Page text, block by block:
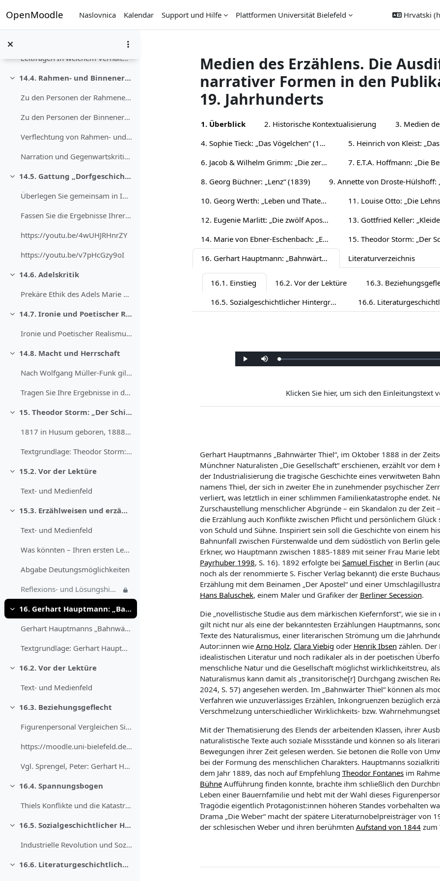
OpenMoodle Naslovnica Kalendar Support und Hilfe Plattformen Universität Bielefeld Hrvatski
Text- und Medienfeld
Sažmi14.3. Thematik der Erzählung
Leitfragen In welchem Verhältnis stehen Erfindung ...
Sažmi
14.4. Rahmen- und Binnenerzählung
Zu den Personen der Rahmenerzählung In welchem Ver...
Zu den Personen der Binnenerzählung In welchem hie...
Verflechtung von Rahmen- und Binnenerzählung Aus w...
Narration und Gegenwartskritik Welche Funktion hab...
Sažmi
14.5. Gattung „Dorfgeschichte“
Überlegen Sie gemeinsam in Ihrer Gruppe, welche ty...
Fassen Sie die Ergebnisse Ihrer Diskussion in eine...
https://youtu.be/4wUHJRHnrZY
https://youtu.be/v7pHcGzy9oI
Sažmi
14.6. Adelskritik
Prekäre Ethik des Adels Marie von Ebner-Eschenbach...
Sažmi
14.7. Ironie und Poetischer Realismus
Ironie und Poetischer Realismus Ironie ist eine Fo...
Sažmi
14.8. Macht und Herrschaft
Nach Wolfgang Müller-Funk gilt es als charakterist...
Tragen Sie Ihre Ergebnisse in der Gruppe zusammen ...
Sažmi
15. Theodor Storm: „Der Schimmelreiter“ (1888)
1817 in Husum geboren, 1888 nicht weit von dort, i...
Textgrundlage: Theodor Storm: Der Schimmelreiter. ...
Sažmi
15.2. Vor der Lektüre
Text- und Medienfeld
Sažmi
15.3. Erzählweisen und erzählte Zeit
Text- und Medienfeld
Was könnten – Ihren ersten Leseeindrücken zufolge ...
Abgabe Deutungsmöglichkeiten
Reflexions- und Lösungshinweis Deutungsmöglichkeiten
Sažmi
16. Gerhart Hauptmann: „Bahnwärter Thiel“ (1888)
Gerhart Hauptmanns „Bahnwärter Thiel“, im Oktober ...
Textgrundlage: Gerhart Hauptmann: Bahnwärter Thiel...
Sažmi
16.2. Vor der Lektüre
Text- und Medienfeld
Sažmi
16.3. Beziehungsgeflecht
Figurenpersonal Vergleichen Sie die unterschiedlic...
https://moodle.uni-bielefeld.de/draftfile.php/3810...
Vgl. Sprengel, Peter: Gerhart Hauptmann. Epoche – ...
Sažmi
16.4. Spannungsbogen
Thiels Konflikte und die Katastrophe In welchen Ko...
Sažmi
16.5. Sozialgeschichtlicher Hintergrund
Industrielle Revolution und Soziale Frage Nicht nu...
Sažmi
16.6. Literaturgeschichtliche Einordnung
Medien des Erzählens. Die
narrativer Formen in den
19. Jahrhunderts
Section outline
1. Überblick 2. Historische Kontextualisierung
3. Medien
4. Sophie Tieck: „Das Vögelchen“ (1802)
6. Jacob & Wilhelm Grimm: „Die zertanzten Schuhe“ (1815)
8. Georg Büchner: „Lenz“ (1839)
10. Georg Werth: „Leben und Thaten des berühmten Ritters Schnapphahnski“ (1848/49)
12. Eugenie Marlitt: „Die zwölf Apostel“ (1865)
14. Marie von Ebner-Eschenbach: „Er lässt die Hand küssen“ (1886)
16. Gerhart Hauptmann: „Bahnwärter Thiel“ (1888)
Literaturverzeichnis
16.1. Einstieg 16.2. Vor der Lektüre 16.3.
16.5. Sozialgeschichtlicher Hintergrund
Pusti PrigušenUčitan:
0%
Klicken Sie hier, um sich den Einleitungstext
Gerhart Hauptmanns „Bahnwärter Thiel“, im Oktober 1888 in der
Münchner Naturalisten „Die Gesellschaft“ erschienen, erzähltvor dem
der Industrialisierung die tragische Geschichte eines verwitweten
namens Thiel, der sich in zweiter Ehe in zunehmender psychischer
verliert, was letztlich in einer schlimmen Familienkatastrophe endet.
Zurschaustellung menschlicher Abgründe– ein Skandalon zu der Zeit –
die Erzählung auch Konflikte zwischen Pflicht und persönlichem Glück
von Schuld und Sühne. Inspiriert sein soll die Geschichte von einem
Bahnunfall zwischen Fürstenwalde und dem südöstlich von Berlin
Erkner, wo Hauptmann zwischen 1885-1889 mit seiner Frau Marie
Payrhuber1998, S. 16). 1892 erfolgte bei Samuel Fischerin Berlin
noch als der renommierte S. Fischer Verlag bekannt) die erste
Erzählung mit dem Beinamen „Der Apostel“ und einer
Hans Baluschek, einem Maler und Grafiker der Berliner Secession.
Die „novellistische Studieaus dem märkischen Kiefernforst“, wie sie in
gilt nicht nur als eine der bekanntesten Erzählungen Hauptmanns,
Texte des Naturalismus, einer literarischen Strömung um die
Autor:innen wie Arno Holz, Clara Viebig oder Henrik Ibsen zählen. Der
idealistischen Literatur und noch radikaler als in der poetischen
menschliche Natur und die Gesellschaft möglichst wirklichkeitstreu,
Naturalismus kann damit als „transitorische[r] Durchgang zwischen
2024, S. 57) angesehen werden. Im „Bahnwärter Thiel“ können als
Verfahren wie unzuverlässiges Erzählen, Inkongruenzen bezüglich
Verschmelzung unterschiedlicher Wirklichkeits- bzw.
Mitder Thematisierung des Elends der arbeitenden Klassen, ihrer
naturalistische Texte auch soziale Missstände und können so als
Bewegungen ihrerZeitgelesen werden. Siebetonen die Rolle von
bei der Formung des menschlichen Charakters. Hauptmanns
dem Jahr 1889, das noch auf Empfehlung Theodor Fontanesim
BühneAufführung finden konnte, brachte ihm schließlich den
Leben einer Bauernfamilie und hebt mit der Wahl dieses
Tragödie eigentlich Protagonist:innen höheren Standes vorbehalten
Drama „Die Weber“ macht der spätere Literaturnobelpreisträger von
der schlesischen Weber und ihren berühmten Aufstand von 1844 zum